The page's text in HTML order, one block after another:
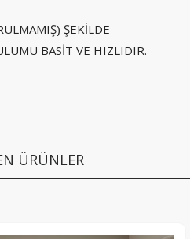
ŞEKİLDE
BASİT VE HIZLIDIR.
ÜRÜNLER